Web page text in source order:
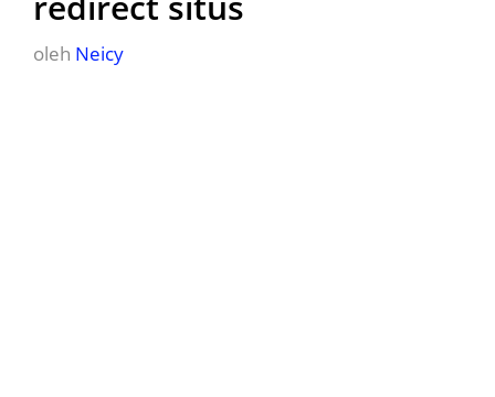
oleh Neicy